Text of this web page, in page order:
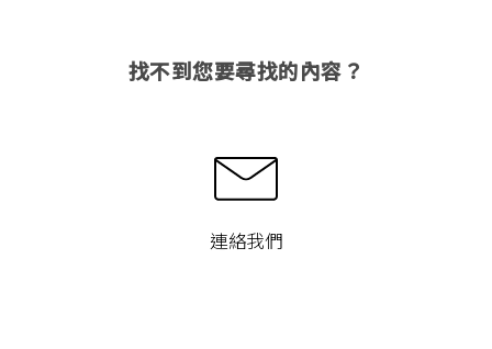
找不到您要尋找的內容？
連絡我們